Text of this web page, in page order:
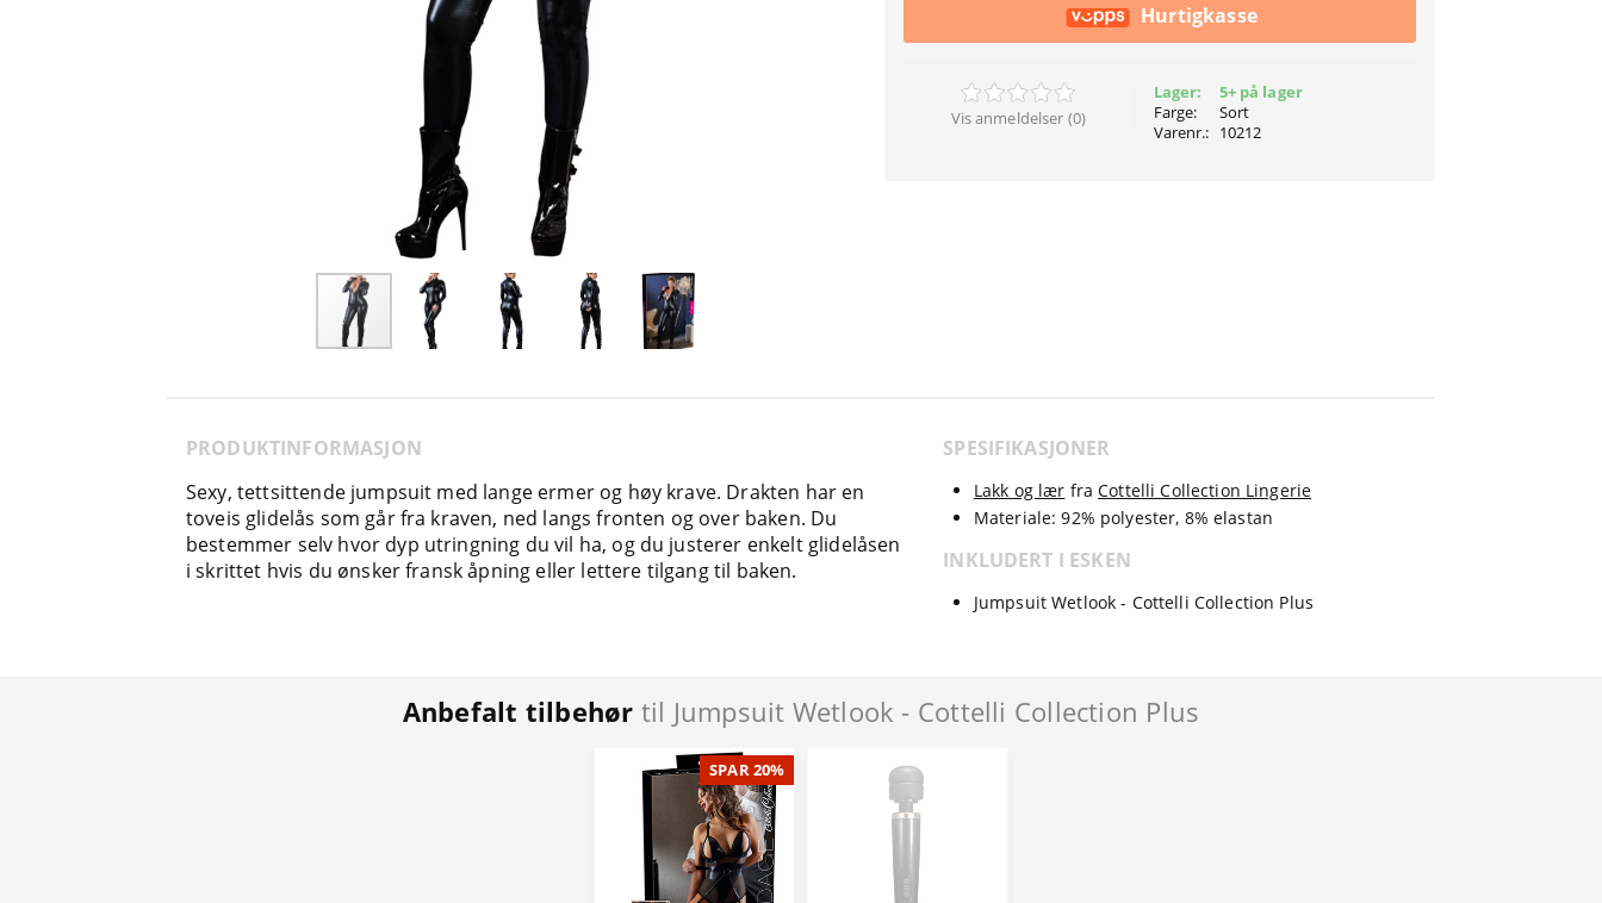
Hurtigkasse
Vis anmeldelser (0)
Lager:
Farge:
Varenr.:
5+ på lager
Sort
10212
PRODUKTINFORMASJON
Sexy, tettsittende jumpsuit med lange ermer og høy krave. Drakten har en
toveis glidelås som går fra kraven, ned langs fronten og over baken. Du
bestemmer selv hvor dyp utringning du vil ha, og du justerer enkelt glidelåsen
i skrittet hvis du ønsker fransk åpning eller lettere tilgang til baken.
SPESIFIKASJONER
Lakk og lær fraCottelli Collection Lingerie
Materiale: 92% polyester, 8% elastan
INKLUDERT I ESKEN
Jumpsuit Wetlook - Cottelli Collection Plus
Anbefalt tilbehør til Jumpsuit Wetlook - Cottelli Collection Plus
SPAR 20%